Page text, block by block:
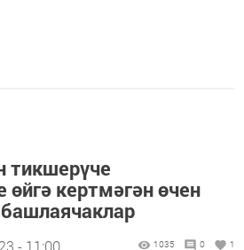
тикшерүче
өйгә кертмәгән өчен
- 11:00 1035 0 1